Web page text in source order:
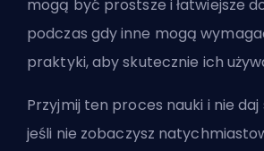
mogą być prostsze i łatwiejsze
podczas gdy inne mogą
praktyki, aby skutecznie ich
Przyjmij ten proces nauki i nie
jeśli nie zobaczysz